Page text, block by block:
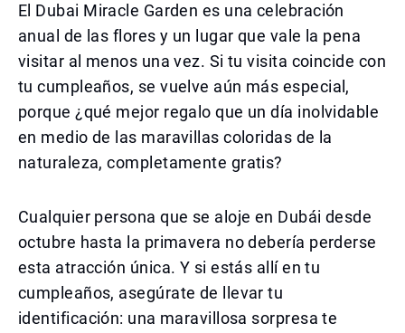
El Dubai Miracle Garden es una celebración
anual de las flores y un lugar que vale la pena
visitar al menos una vez. Si tu visita coincide con
tu cumpleaños, se vuelve aún más especial,
porque ¿qué mejor regalo que un día inolvidable
en medio de las maravillas coloridas de la
naturaleza, completamente gratis?
Cualquier persona que se aloje en Dubái desde
octubre hasta la primavera no debería perderse
esta atracción única. Y si estás allí en tu
cumpleaños, asegúrate de llevar tu
identificación: una maravillosa sorpresa te